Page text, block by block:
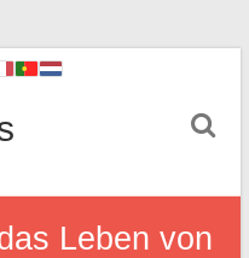
Leben von